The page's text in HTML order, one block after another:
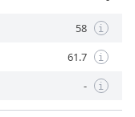
58 i
61.7 i
- i